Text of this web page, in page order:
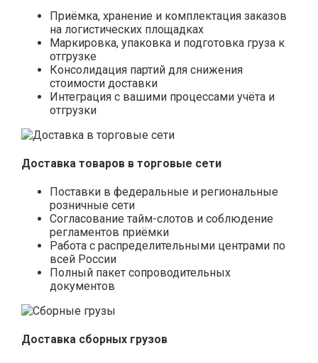
Приёмка, хранение и комплектация заказов
на логистических площадках
Маркировка, упаковка и подготовка груза к
отгрузке
Консолидация партий для снижения
стоимости доставки
Интеграция с вашими процессами учёта и
отгрузки
Доставка товаров в торговые сети
Поставки в федеральные и региональные
розничные сети
Согласование тайм-слотов и соблюдение
регламентов приёмки
Работа с распределительными центрами по
всей России
Полный пакет сопроводительных
документов
Доставка сборных грузов